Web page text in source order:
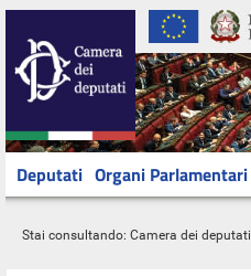
Deputati Organi Parlamentari
Stai consultando: Camera dei deputati